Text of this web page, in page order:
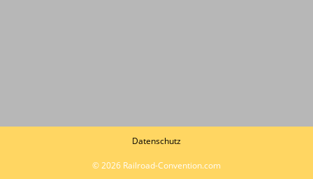
Datenschutz
© 2026 Railroad-Convention.com